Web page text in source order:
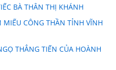
BÀ THÂN THỊ KHÁNH
MIẾU CÔNG THẦN TỈNH VĨNH
THẲNG TIẾN CỦA HOÀNH